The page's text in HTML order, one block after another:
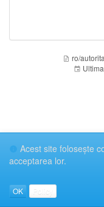
ro/
Acest site foloseşte
acceptarea lor.
OK Policy